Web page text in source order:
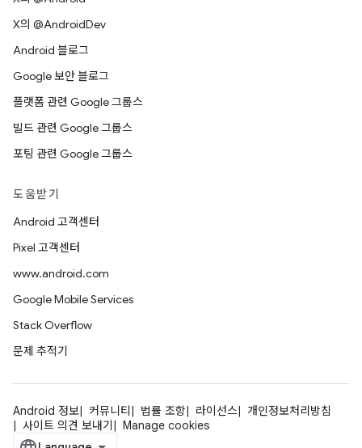
X의 @AndroidDev
Android 블로그
Google 보안 블로그
플랫폼 관련 Google 그룹스
빌드 관련 Google 그룹스
포팅 관련 Google 그룹스
도움받기
Android 고객센터
Pixel 고객센터
www.android.com
Google Mobile Services
Stack Overflow
문제 추적기
Android 정보 커뮤니티 법률 조항 라이선스
개인정보처리방침
사이트 의견 보내기
Manage cookies